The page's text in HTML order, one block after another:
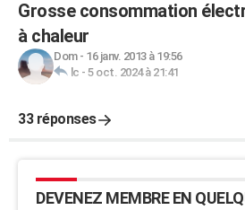
Grosse consommation
à chaleur
Dom- 16 janv. 2013 à 19:56
lc - 5 oct. 2024 à 21:41
33 réponses
DEVENEZ MEMBRE EN